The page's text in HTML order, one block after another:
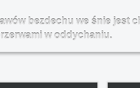
bezdechu we śnie jest
w oddychaniu.